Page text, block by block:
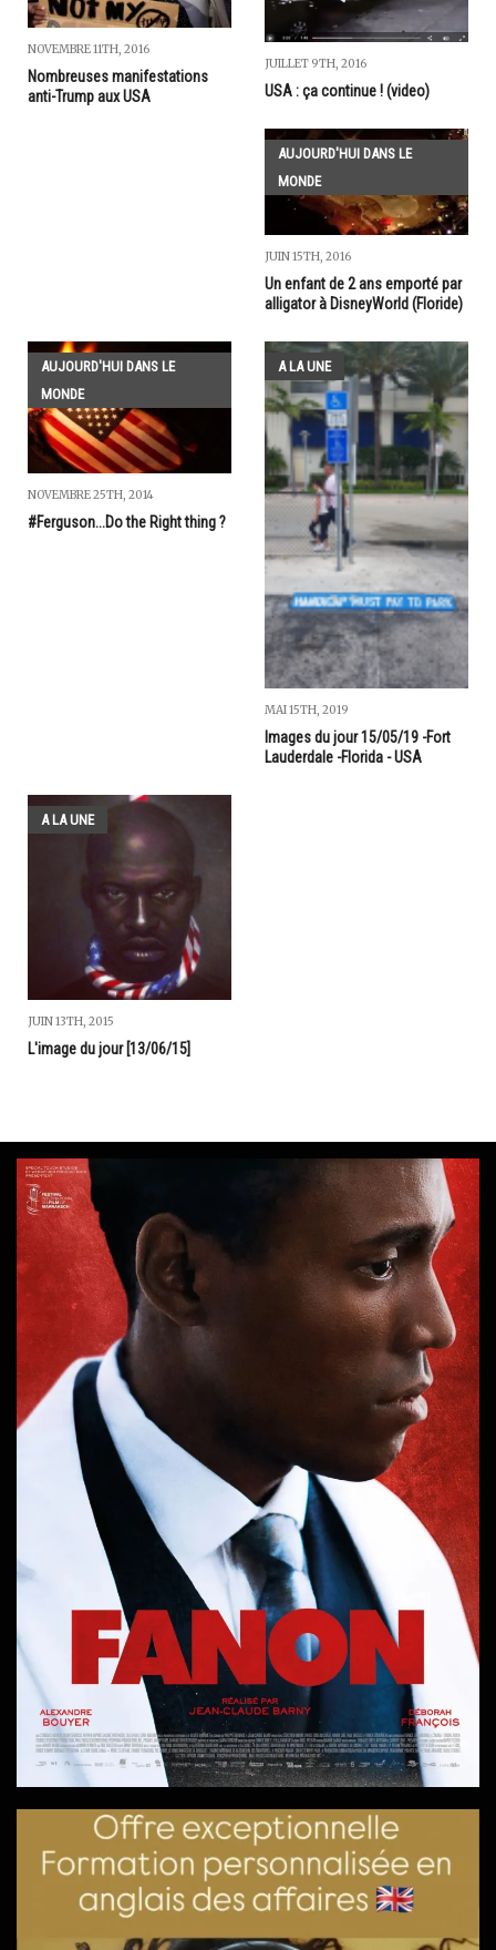
NOVEMBRE 11TH, 2016
Nombreuses manifestations
anti-Trump aux USA
JUILLET 9TH, 2016
USA : ça continue ! (video)
AUJOURD'HUI DANS LE
MONDE
JUIN 15TH, 2016
Un enfant de 2 ans emporté par
alligator à DisneyWorld (Floride)
AUJOURD'HUI DANS LE
MONDE
NOVEMBRE 25TH, 2014
#Ferguson...Do the Right thing ?
A LA UNE
MAI 15TH, 2019
Images du jour 15/05/19 -Fort
Lauderdale -Florida - USA
A LA UNE
JUIN 13TH, 2015
L'image du jour [13/06/15]